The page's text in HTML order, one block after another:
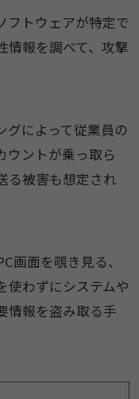
フトウェアが特定で
情報を調べて、攻撃
グによって従業員の
ウントが乗っ取ら
る被害も想定され
画面を覗き見る、
使わずにシステムや
情報を盗み取る手